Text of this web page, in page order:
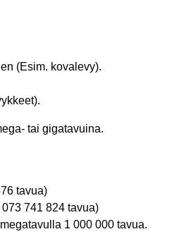
(Esim. kovalevy).
tai gigatavuina.
tavua)
741 824 tavua)
1 000 000 tavua.